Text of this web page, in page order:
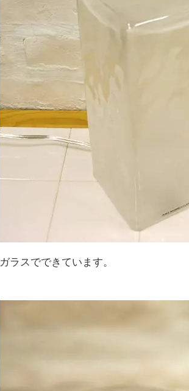
ガラスでできています。